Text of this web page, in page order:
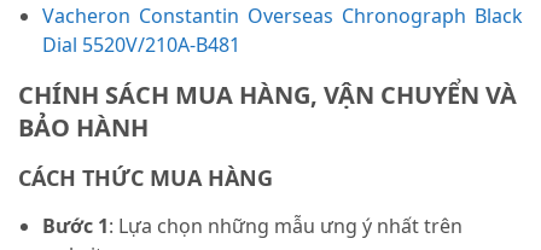
Vacheron Constantin Overseas Chronograph Black
Dial 5520V/210A-B481
CHÍNH SÁCH MUA HÀNG, VẬN CHUYỂN VÀ
BẢO HÀNH
CÁCH THỨC MUA HÀNG
Bước 1: Lựa chọn những mẫu ưng ý nhất trên